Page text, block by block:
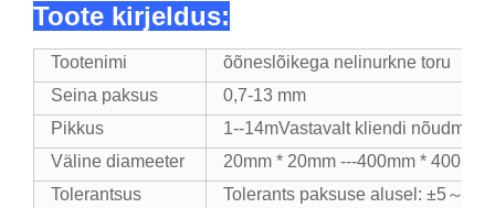
Toote kirjeldus:
Tootenimi
õõneslõikega nelinurkne toru
Seina paksus
0,7-13 mm
Pikkus
1--14mVastavalt kliendi
Väline diameeter
20mm * 20mm ---400mm * 400
Tolerantsus
Tolerants paksuse alusel: ±5～